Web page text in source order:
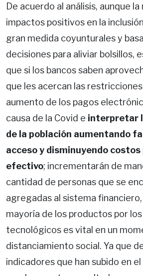
De acuerdo al análisis, aunque
impactos positivos en la
gran medida coyunturales y
decisiones para aliviar bolsillos,
que si los bancos saben
que les acercan las
aumento de los pagos
causa de la Covid e interpretar
de la población aumentando
acceso y disminuyendo costos
efectivo; incrementarán de
cantidad de personas que se
agregadas al sistema
mayoría de los productos por
tecnológicos es vital en un
distanciamiento social. Ya que
indicadores que han subido en